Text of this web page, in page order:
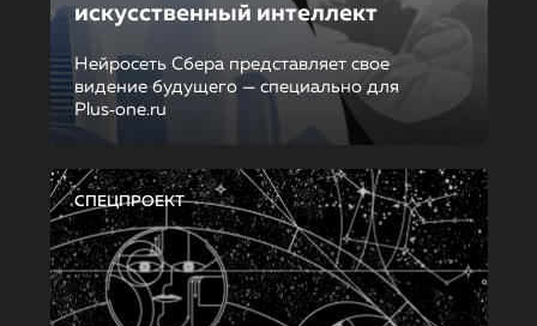
искусственный интеллект
Нейросеть Сбера представляет свое
видение будущего — специально для
Plus‑one.ru
СПЕЦПРОЕКТ